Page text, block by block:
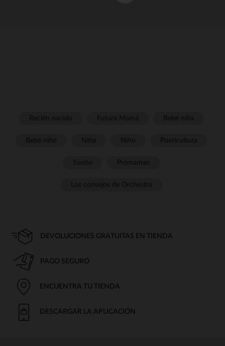
DEVOLUCIONES GRATUITAS EN TIENDA
PAGO SEGURO
ENCUENTRA TU TIENDA
DESCARGAR LA APLICACIÓN